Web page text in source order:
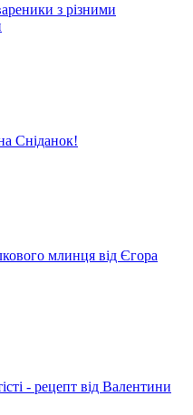
з різними
Сніданок!
млинця від Єгора
- рецепт від Валентини